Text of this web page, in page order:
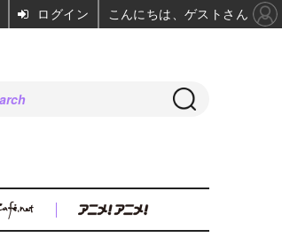
ログイン こんにちは、ゲストさん